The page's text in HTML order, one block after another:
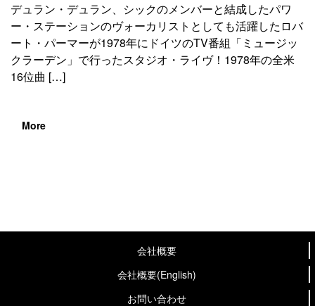
デュラン・デュラン、シックのメンバーと結成したパワ
ー・ステーションのヴォーカリストとしても活躍したロバ
ート・パーマーが1978年にドイツのTV番組「ミュージッ
クラーデン」で行ったスタジオ・ライヴ！1978年の全米
16位曲 […]
More
会社概要
会社概要(English)
お問い合わせ